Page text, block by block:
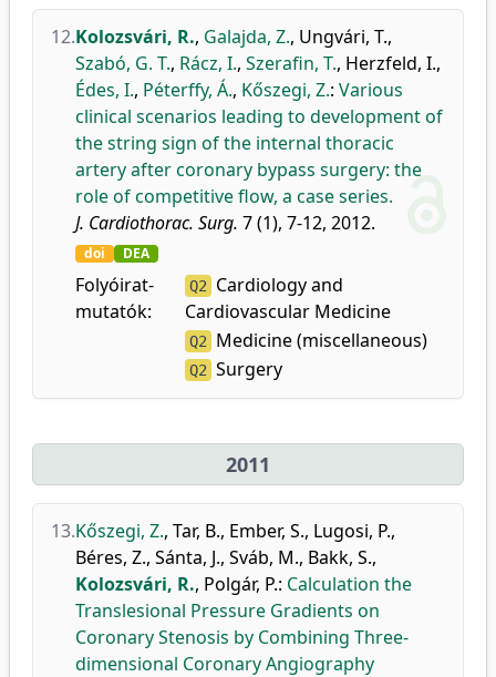
12.Kolozsvári, R., Galajda, Z., Ungvári, T.,
Szabó, G. T., Rácz, I., Szerafin, T., Herzfeld, I.,
Édes, I., Péterffy, Á., Kőszegi, Z.: Various
clinical scenarios leading to development of
the string sign of the internal thoracic
artery after coronary bypass surgery: the
role of competitive flow, a case series.
J. Cardiothorac. Surg. 7 (1), 7-12, 2012.
doi DEA
Folyóirat-
mutatók:
Q2 Cardiology and
Cardiovascular Medicine
Q2 Medicine (miscellaneous)
Q2 Surgery
2011
13.Kőszegi, Z., Tar, B., Ember, S., Lugosi, P.,
Béres, Z., Sánta, J., Sváb, M., Bakk, S.,
Kolozsvári, R., Polgár, P.: Calculation the
Translesional Pressure Gradients on
Coronary Stenosis by Combining Three-
dimensional Coronary Angiography